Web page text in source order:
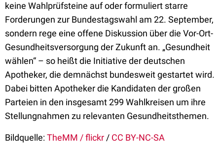
keine Wahlprüfsteine auf oder formuliert starre
Forderungen zur Bundestagswahl am 22. September,
sondern rege eine offene Diskussion über die Vor-Ort-
Gesundheitsversorgung der Zukunft an. „Gesundheit
wählen“ – so heißt die Initiative der deutschen
Apotheker, die demnächst bundesweit gestartet wird.
Dabei bitten Apotheker die Kandidaten der großen
Parteien in den insgesamt 299 Wahlkreisen um ihre
Stellungnahmen zu relevanten Gesundheitsthemen.
Bildquelle:TheMM / flickr / CC BY-NC-SA